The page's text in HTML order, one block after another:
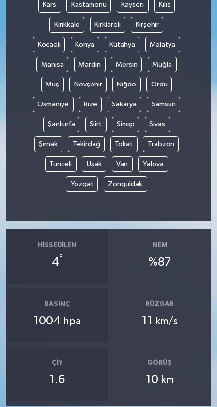
Kars Kastamonu Kayseri Kilis
Kırıkkale Kırklareli Kırşehir
Kocaeli Konya Kütahya Malatya
Manisa Mardin Mersin Muğla
Muş Nevşehir Niğde Ordu
Osmaniye Rize Sakarya Samsun
Şanlıurfa Siirt Sinop Sivas
Şırnak Tekirdağ Tokat Trabzon
Tunceli Uşak Van Yalova
Yozgat Zonguldak
HISSEDILEN
4°
NEM
%87
BASINÇ
1004 hpa
RÜZGAR
11 km/s
ÇIY
1.6
GÖRÜŞ
10 km